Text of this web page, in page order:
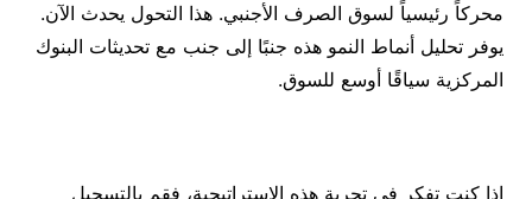
محركاً رئيسياً لسوق الصرف الأجنبي. هذا التحول يحدث الآن.
يوفر تحليل أنماط النمو هذه جنبًا إلى جنب مع تحديثات البنوك
المركزية سياقًا أوسع للسوق.
إذا كنت تفكر في تجربة هذه الاستراتيجية، فقم بالتسجيل